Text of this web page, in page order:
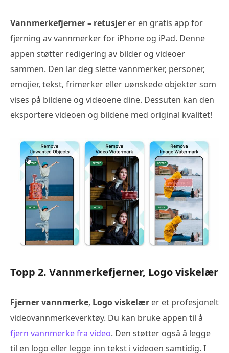
Vannmerkefjerner – retusjer er en gratis app for
fjerning av vannmerker for iPhone og iPad. Denne
appen støtter redigering av bilder og videoer
sammen. Den lar deg slette vannmerker, personer,
emojier, tekst, frimerker eller uønskede objekter som
vises på bildene og videoene dine. Dessuten kan den
eksportere videoen og bildene med original kvalitet!
Topp 2. Vannmerkefjerner, Logo viskelær
Fjerner vannmerke, Logo viskelær er et profesjonelt
videovannmerkeverktøy. Du kan bruke appen til å
fjern vannmerke fra video. Den støtter også å legge
til en logo eller legge inn tekst i videoen samtidig. I